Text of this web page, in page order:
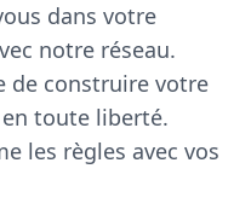
dans votre
notre réseau.
de construire votre
toute liberté.
les règles avec vos